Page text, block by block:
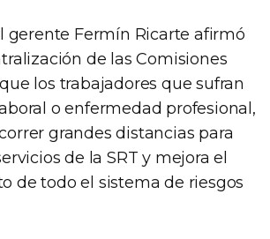
gerente Fermín Ricarte afirmó
de las Comisiones
los trabajadores que sufran
o enfermedad profesional,
grandes distancias para
de la SRT y mejora el
de todo el sistema de riesgos